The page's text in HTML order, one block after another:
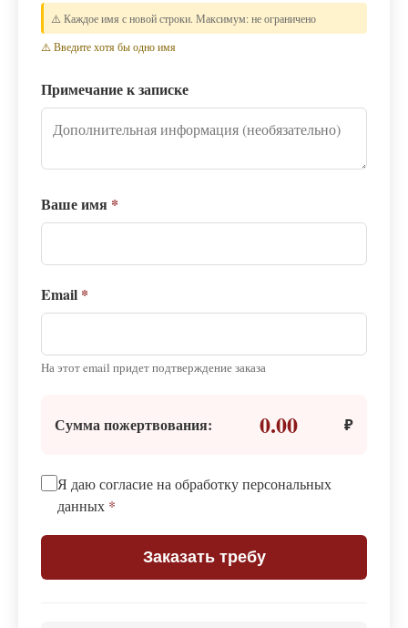
⚠️ Каждое имя с новой строки. Максимум: не ограничено
⚠️ Введите хотя бы одно имя
Примечание к записке
Ваше имя *
Email *
На этот email придет подтверждение заказа
Сумма пожертвования: 0.00 ₽
Я даю согласие на обработку персональных
данных *
Заказать требу